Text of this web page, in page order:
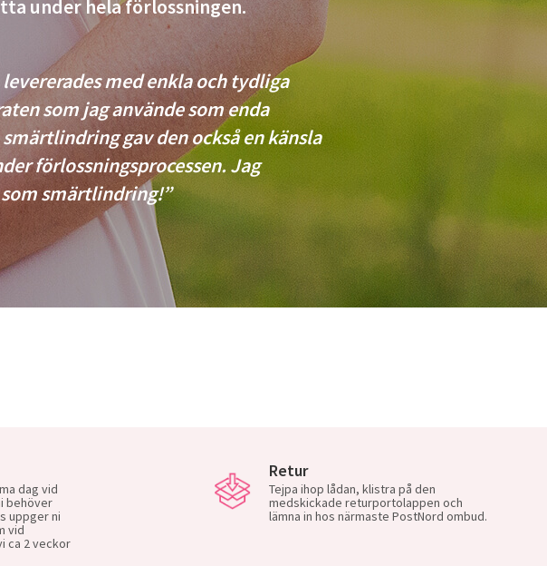
under hela förlossningen.
med enkla och tydliga
som jag använde som enda
gav den också en känsla
förlossningsprocessen. Jag
smärtlindring!”
dag vid
behöver
uppger ni
vid
ca 2 veckor
Retur
Tejpa ihop lådan, klistra på den
medskickade returportolappen och
lämna in hos närmaste PostNord ombud.